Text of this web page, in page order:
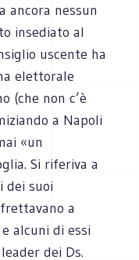
ancora nessun
insediato al
uscente ha
elettorale
(che non c’è
a Napoli
«un
Si riferiva a
dei suoi
a
alcuni di essi
dei Ds.